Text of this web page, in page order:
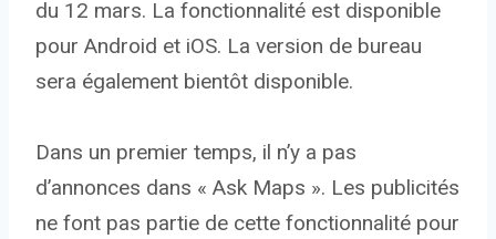
du 12 mars. La fonctionnalité est disponible
pour Android et iOS. La version de bureau
sera également bientôt disponible.
Dans un premier temps, il n’y a pas
d’annonces dans « Ask Maps ». Les publicités
ne font pas partie de cette fonctionnalité pour